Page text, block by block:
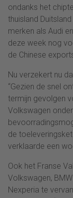
ondanks het
thuisland
merken als Audi
deze week nog
de Chinese
Nu verzekert nu
“Gezien de snel
termijn gevolgen
Volkswagen
de
verklaarde een
Ook het Franse
Volkswagen,
Nexperia te